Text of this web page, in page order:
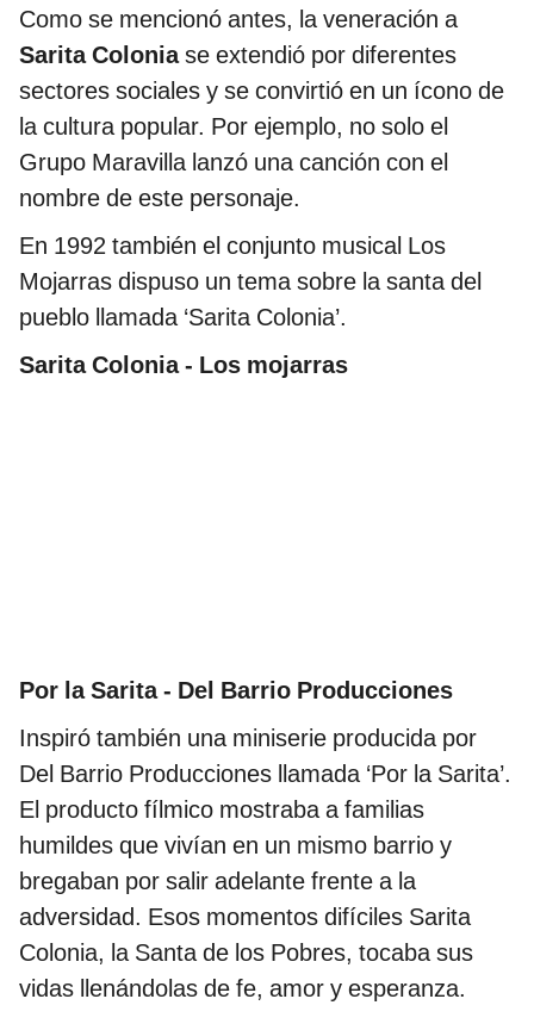
Como se mencionó antes, la veneración a
Sarita Coloniase extendió por diferentes
sectores sociales y se convirtió en un ícono de
la cultura popular. Por ejemplo, no solo el
Grupo Maravilla lanzó una canción con el
nombre de este personaje.
En 1992 también el conjunto musical Los
Mojarras dispuso un tema sobre la santa del
pueblo llamada ‘Sarita Colonia’.
Sarita Colonia - Los mojarras
Por la Sarita - Del Barrio Producciones
Inspiró también una miniserie producida por
Del Barrio Producciones llamada ‘Por la Sarita’.
El producto fílmico mostraba a familias
humildes que vivían en un mismo barrio y
bregaban por salir adelante frente a la
adversidad. Esos momentos difíciles Sarita
Colonia, la Santa de los Pobres, tocaba sus
vidas llenándolas de fe, amor y esperanza.